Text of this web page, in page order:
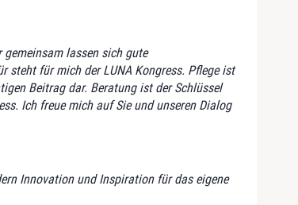
gemeinsam lassen sich gute
steht für mich der LUNA Kongress. Pflege ist
Beitrag dar. Beratung ist der Schlüssel
Ich freue mich auf Sie und unseren Dialog
Innovation und Inspiration für das eigene